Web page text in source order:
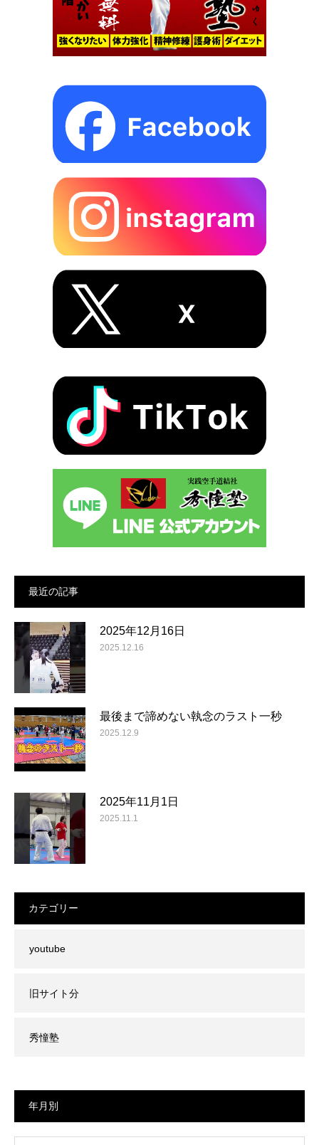
最近の記事
2025年12月16日
2025.12.16
最後まで諦めない執念のラスト一秒
2025.12.9
2025年11月1日
2025.11.1
カテゴリー
youtube
旧サイト分
秀憧塾
年月別